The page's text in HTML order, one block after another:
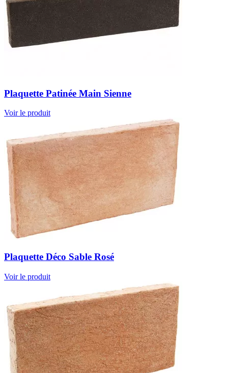
Plaquette Patinée Main Sienne
Voir le produit
Plaquette Déco Sable Rosé
Voir le produit